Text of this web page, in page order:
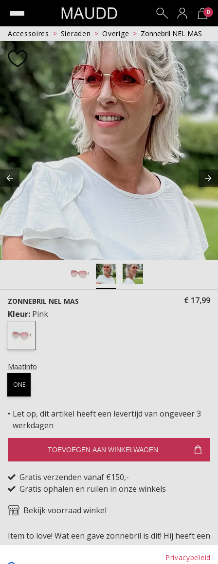
0
Accessoires Sieraden Overige Zonnebril NEL MAS
ZONNEBRIL NEL MAS
€ 17,99
Kleur: Pink
Maatinfo
ONE
Let op, dit artikel heeft een levertijd van ongeveer 3
werkdagen
TOEVOEGEN AAN WINKELWAGEN
Gratis verzenden vanaf €150,-
Gratis ophalen en ruilen in onze winkels
Bekijk voorraad winkel
Item to love! Wat een gave zonnebril is dit! Hij heeft een
Privacybeleid